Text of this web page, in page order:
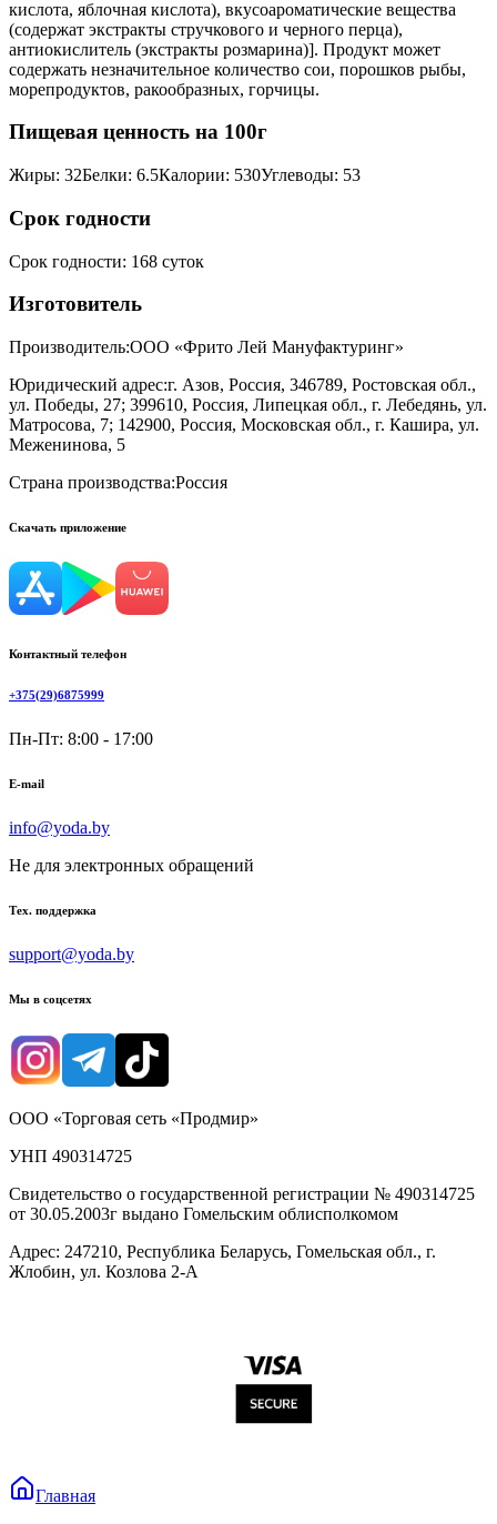
кислота, яблочная кислота), вкусоароматические вещества
(содержат экстракты стручкового и черного перца),
антиокислитель (экстракты розмарина)]. Продукт может
содержать незначительное количество сои, порошков рыбы,
морепродуктов, ракообразных, горчицы.
Пищевая ценность на 100г
Жиры: 32Белки: 6.5Калории: 530Углеводы: 53
Срок годности
Срок годности: 168 суток
Изготовитель
Производитель:ООО «Фрито Лей Мануфактуринг»
Юридический адрес:г. Азов, Россия, 346789, Ростовская обл.,
ул. Победы, 27; 399610, Россия, Липецкая обл., г. Лебедянь, ул.
Матросова, 7; 142900, Россия, Московская обл., г. Кашира, ул.
Меженинова, 5
Страна производства:Россия
Скачать приложение
Контактный телефон
+375(29)6875999
Пн-Пт: 8:00 - 17:00
E-mail
info@yoda.by
Не для электронных обращений
Тех. поддержка
support@yoda.by
Мы в соцсетях
ООО «Торговая сеть «Продмир»
УНП 490314725
Свидетельство о государственной регистрации № 490314725
от 30.05.2003г выдано Гомельским облисполкомом
Адрес: 247210, Республика Беларусь, Гомельская обл., г.
Жлобин, ул. Козлова 2-А
Главная